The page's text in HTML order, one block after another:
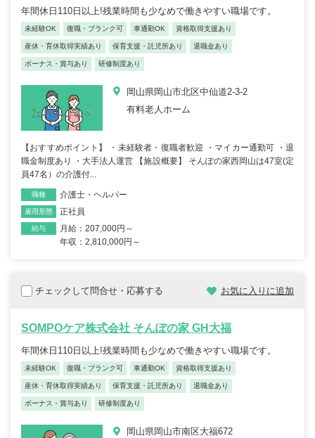
年間休日110日以上!残業時間も少なめで働きやすい職場です。
未経験OK 復職・ブランク可 車通勤OK 資格取得支援あり
産休・育休取得実績あり 保育支援・託児所あり 退職金あり
ボーナス・賞与あり 研修制度あり
岡山県岡山市北区中仙道2-3-2
有料老人ホーム
【おすすめポイント】 ・未経験者・復職者歓迎 ・マイカー通勤可 ・退
職金制度あり ・大手法人運営 【施設概要】 そんぽの家西岡山は47室(定
員47名）の介護付...
職種 介護士・ヘルパー
雇用形態 正社員
給与
月給：207,000円～
年収：2,810,000円～
チェックして問合せ・応募する お気に入りに追加
SOMPOケア株式会社 そんぽの家 GH大福
年間休日110日以上!残業時間も少なめで働きやすい職場です。
未経験OK 復職・ブランク可 車通勤OK 資格取得支援あり
産休・育休取得実績あり 保育支援・託児所あり 退職金あり
ボーナス・賞与あり 研修制度あり
岡山県岡山市南区大福672